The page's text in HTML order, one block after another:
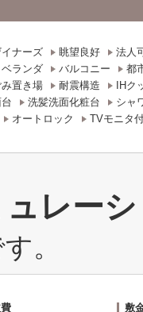
ナーズ 眺望良好
法人
ベランダ バルコニー
都
置き場 耐震構造
IHク
洗髪洗面化粧台
シャ
オートロック TVモニタ
レー
。
敷